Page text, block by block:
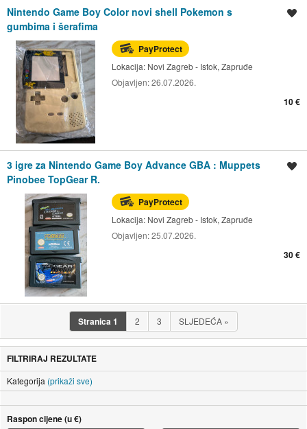
Nintendo Game Boy Color novi shell Pokemon s
gumbima i šerafima
PayProtect
Lokacija: Novi Zagreb - Istok, Zapruđe
Objavljen:26.07.2026.
10 €
3 igre za Nintendo Game Boy Advance GBA : Muppets
Pinobee TopGear R.
PayProtect
Lokacija: Novi Zagreb - Istok, Zapruđe
Objavljen:25.07.2026.
30 €
Stranica1 2 3 SLJEDEĆA »
FILTRIRAJ REZULTATE
Kategorija (prikaži sve)
Raspon cijene (u €)